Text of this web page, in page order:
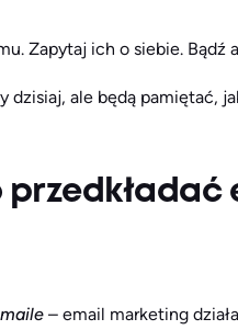
Zapytaj ich o siebie.
dzisiaj, ale będą pamiętać,
– email marketing